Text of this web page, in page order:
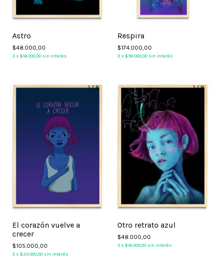
Astro
$48.000,00
3 x $16.000,00 sin interés
Respira
$174.000,00
3 x $58.000,00 sin interés
1/8
El corazón vuelve a
crecer
$105.000,00
3 x $35.000,00 sin interés
1/8
Otro retrato azul
$48.000,00
3 x $16.000,00 sin interés